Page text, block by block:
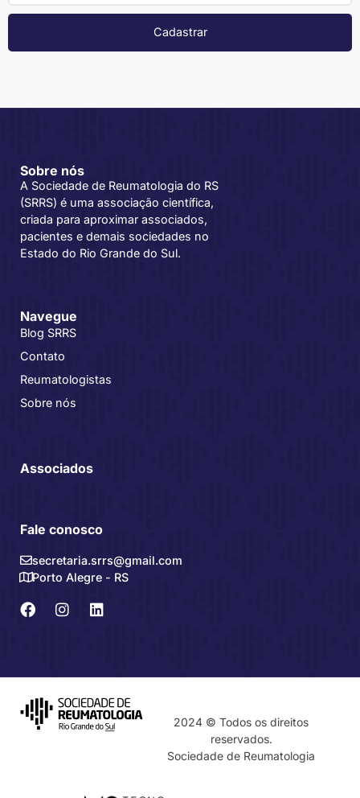
Cadastrar
Sobre nós
A Sociedade de Reumatologia do RS
(SRRS) é uma associação científica,
criada para aproximar associados,
pacientes e demais sociedades no
Estado do Rio Grande do Sul.
Navegue
Blog SRRS
Contato
Reumatologistas
Sobre nós
Associados
Fale conosco
secretaria.srrs@gmail.com
Porto Alegre - RS
2024 © Todos os direitos
reservados.
Sociedade de Reumatologia